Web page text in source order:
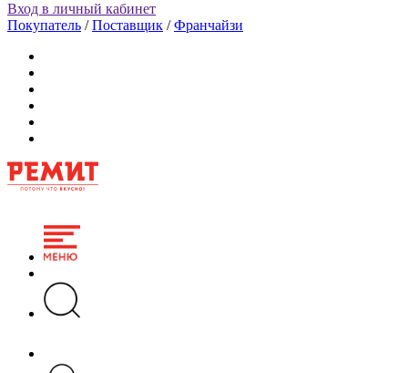
Вход в личный кабинет
Покупатель /Поставщик /Франчайзи